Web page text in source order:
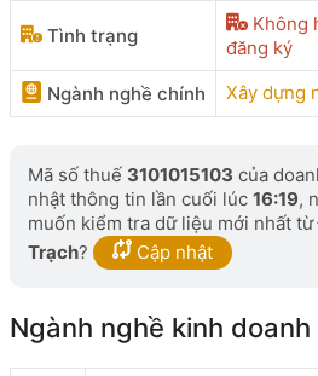
Tình trạng
Không
đăng ký
Ngành nghề chính
Xây dựng
Mã số thuế 3101015103 của
nhật thông tin lần cuối lúc 16:19,
muốn kiểm tra dữ liệu mới nhất từ
Trạch? Cập nhật
Ngành nghề kinh doanh